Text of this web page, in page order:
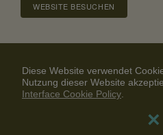
Diese Website verwendet
Nutzung dieser Website
Interface Cookie Policy
×
WEBSITE BESUCHEN
Community Guidelines
Haftungsausschluss
Kontaktiere
© 2024 Interface, Inc. All rights reserved.